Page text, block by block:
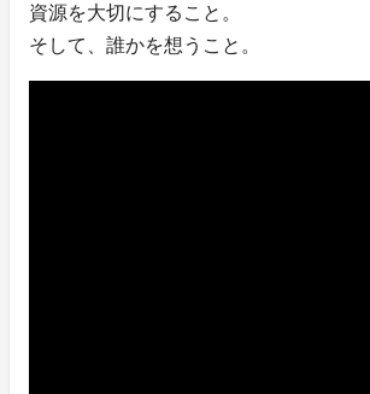
資源を大切にすること。
そして、誰かを想うこと。